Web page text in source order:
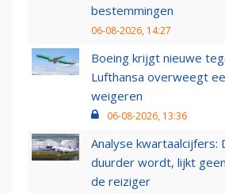
bestemmingen
06-08-2026, 14:27
Boeing krijgt nieuwe
Lufthansa overweegt
weigeren
06-08-2026, 13:36
Analyse kwartaalcijfers:
duurder wordt, lijkt
de reiziger